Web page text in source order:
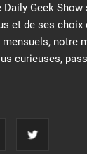
Daily Geek
et de ses choix
notre
curieuses,